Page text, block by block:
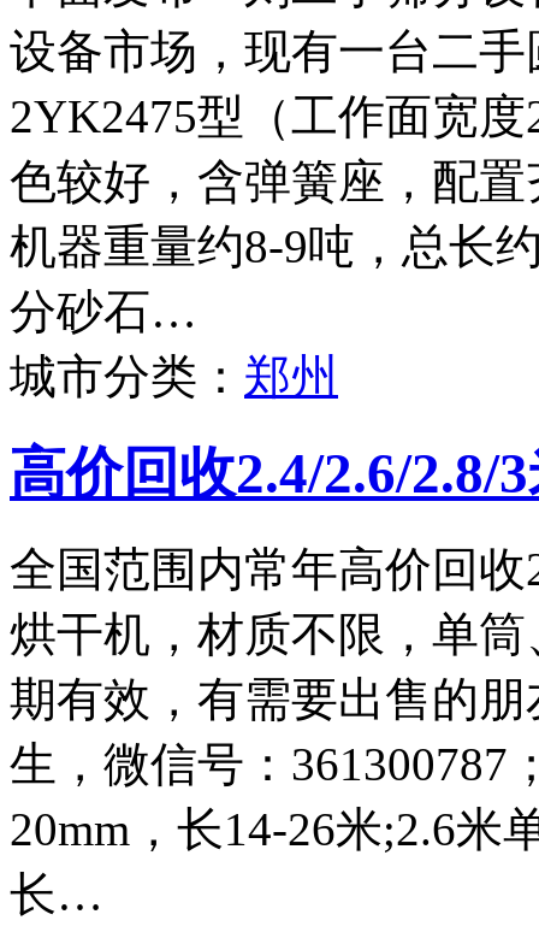
设备市场，现有一台二
2YK2475型（工作面宽
色较好，含弹簧座，配
机器重量约8-9吨，总长
分砂石…
城市分类： 郑州
高价回收2.4/2.6/2.8/
全国范围内常年高价回收
烘干机，材质不限，单
期有效，有需要出售的朋
生，微信号：361300787
20mm，长14-26米;2.6米
长…